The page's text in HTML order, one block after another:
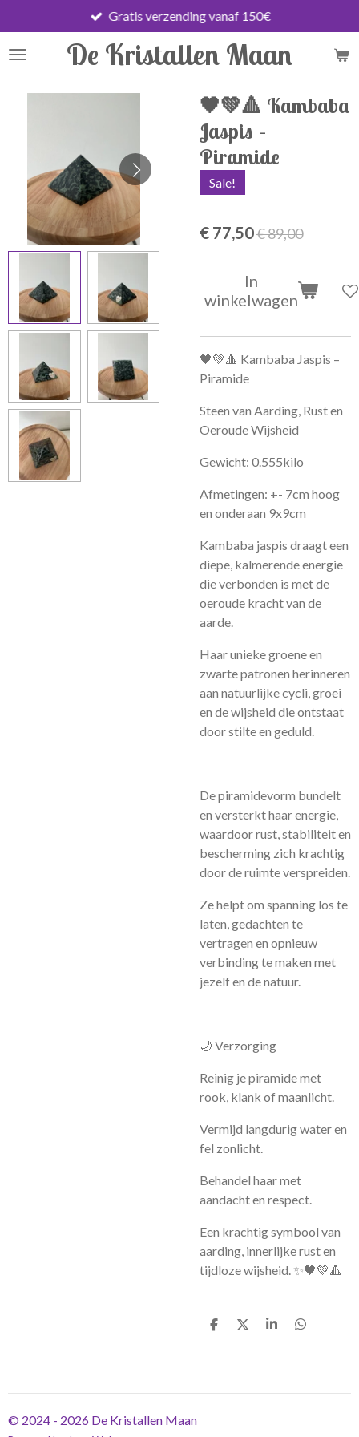
direct
naar
hoofdinhoud
De Kristallen Maan
Gratis verzending vanaf 150€
🖤💚🔺 Kambaba
Jaspis –
Piramide
Sale!
€ 77,50€ 89,00
In
winkelwagen
🖤💚🔺 Kambaba Jaspis –
Piramide
Steen van Aarding, Rust en
Oeroude Wijsheid
Gewicht: 0.555kilo
Afmetingen: +- 7cm hoog
en onderaan 9x9cm
Kambaba jaspis draagt een
diepe, kalmerende energie
die verbonden is met de
oeroude kracht van de
aarde.
Haar unieke groene en
zwarte patronen herinneren
aan natuurlijke cycli, groei
en de wijsheid die ontstaat
door stilte en geduld.
De piramidevorm bundelt
en versterkt haar energie,
waardoor rust, stabiliteit en
bescherming zich krachtig
door de ruimte verspreiden.
Ze helpt om spanning los te
laten, gedachten te
vertragen en opnieuw
verbinding te maken met
jezelf en de natuur.
🌙 Verzorging
Reinig je piramide met
rook, klank of maanlicht.
Vermijd langdurig water en
fel zonlicht.
Behandel haar met
aandacht en respect.
Een krachtig symbool van
aarding, innerlijke rust en
tijdloze wijsheid. ✨🖤💚🔺
D
D
S
D
© 2024 - 2026 De Kristallen Maan